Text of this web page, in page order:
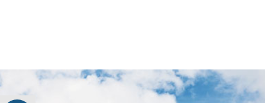
מספקת שירותי ביטוח